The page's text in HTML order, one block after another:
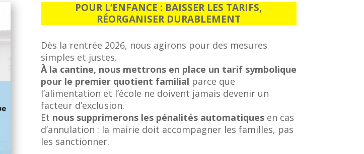
POUR L’ENFANCE : BAISSER LES TARIFS,
RÉORGANISER DURABLEMENT
Dès la rentrée 2026, nous agirons pour des mesures
simples et justes.
À la cantine, nous mettrons en place un tarif symbolique
pour le premier quotient familial parce que
l’alimentation et l’école ne doivent jamais devenir un
facteur d’exclusion.
Et nous supprimerons les pénalités automatiquesen cas
d’annulation : la mairie doit accompagner les familles, pas
les sanctionner.